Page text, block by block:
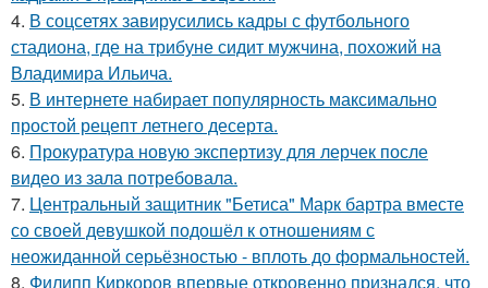
4. В соцсетях завирусились кадры с футбольного
стадиона, где на трибуне сидит мужчина, похожий на
Владимира Ильича.
5. В интернете набирает популярность максимально
простой рецепт летнего десерта.
6. Прокуратура новую экспертизу для лерчек после
видео из зала потребовала.
7. Центральный защитник "Бетиса" Марк бартра вместе
со своей девушкой подошёл к отношениям с
неожиданной серьёзностью - вплоть до формальностей.
8. Филипп Киркоров впервые откровенно признался, что